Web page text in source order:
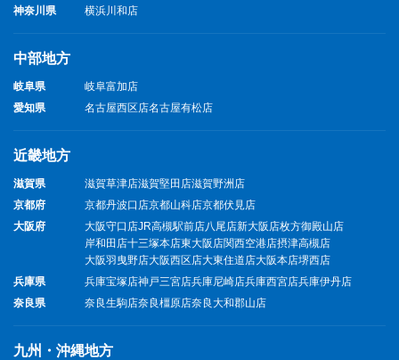
神奈川県
横浜川和店
中部地方
岐阜県
岐阜富加店
愛知県
名古屋西区店名古屋有松店
近畿地方
滋賀県 滋賀草津店滋賀堅田店滋賀野洲店
京都府
京都丹波口店京都山科店京都伏見店
大阪府
大阪守口店JR高槻駅前店八尾店新大阪店枚方御殿山店
岸和田店十三塚本店東大阪店関西空港店摂津高槻店
大阪羽曳野店大阪西区店大東住道店大阪本店堺西店
兵庫県
兵庫宝塚店神戸三宮店兵庫尼崎店兵庫西宮店兵庫伊丹店
奈良県
奈良生駒店奈良橿原店奈良大和郡山店
九州・沖縄地方